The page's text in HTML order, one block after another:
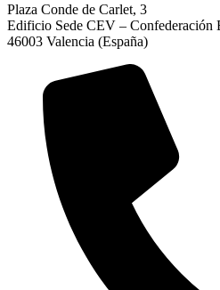
Plaza Conde de Carlet, 3
Edificio Sede CEV – Confederación
46003 Valencia (España)